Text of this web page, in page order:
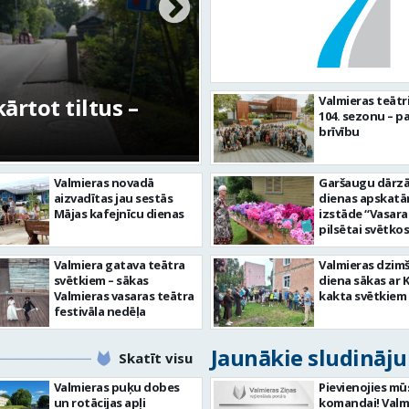
tiltus –
No pagaidu
centram – kā
Valmieras novadā
aizvadītas jau sestās
Mājas kafejnīcu dienas
Valmiera gatava teātra
svētkiem – sākas
Valmieras vasaras teātra
festivāla nedēļa
Valmieras
104. sezonu –
brīvību
Garšaugu
dienas
izstāde
pilsētai
Valmieras
diena sākas ar
kakta svētkiem
Skatīt visu Jaunākie
Valmieras puķu dobes
un rotācijas apļi
Pievienojies
komandai!